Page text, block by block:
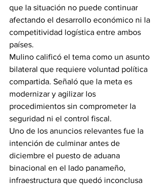
que la situación no puede continuar
afectando el desarrollo económico ni la
competitividad logística entre ambos
países.
Mulino calificó el tema como un asunto
bilateral que requiere voluntad política
compartida. Señaló que la meta es
modernizar y agilizar los
procedimientos sin comprometer la
seguridad ni el control fiscal.
Uno de los anuncios relevantes fue la
intención de culminar antes de
diciembre el puesto de aduana
binacional en el lado panameño,
infraestructura que quedó inconclusa